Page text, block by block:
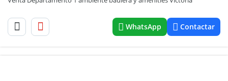
WhatsApp Contactar